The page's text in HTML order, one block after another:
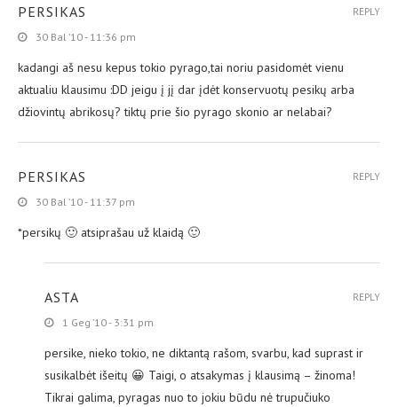
PERSIKAS
30 Bal ’10 - 11:36 pm
kadangi aš nesu kepus tokio pyrago,tai noriu pasidomėt vienu
aktualiu klausimu :DD jeigu į jį dar įdėt konservuotų pesikų arba
džiovintų abrikosų? tiktų prie šio pyrago skonio ar nelabai?
REPLY
PERSIKAS
30 Bal ’10 - 11:37 pm
*persikų 🙂 atsiprašau už klaidą 🙂
REPLY
ASTA
1 Geg ’10 - 3:31 pm
persike, nieko tokio, ne diktantą rašom, svarbu, kad suprast ir
susikalbėt išeitų 😀 Taigi, o atsakymas į klausimą – žinoma!
Tikrai galima, pyragas nuo to jokiu būdu nė trupučiuko
REPLY